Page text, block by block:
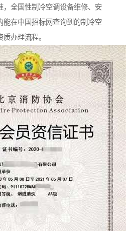
，全国性制冷空调设备维修、安
能在中国招标网查询到的制冷空
办理流程。